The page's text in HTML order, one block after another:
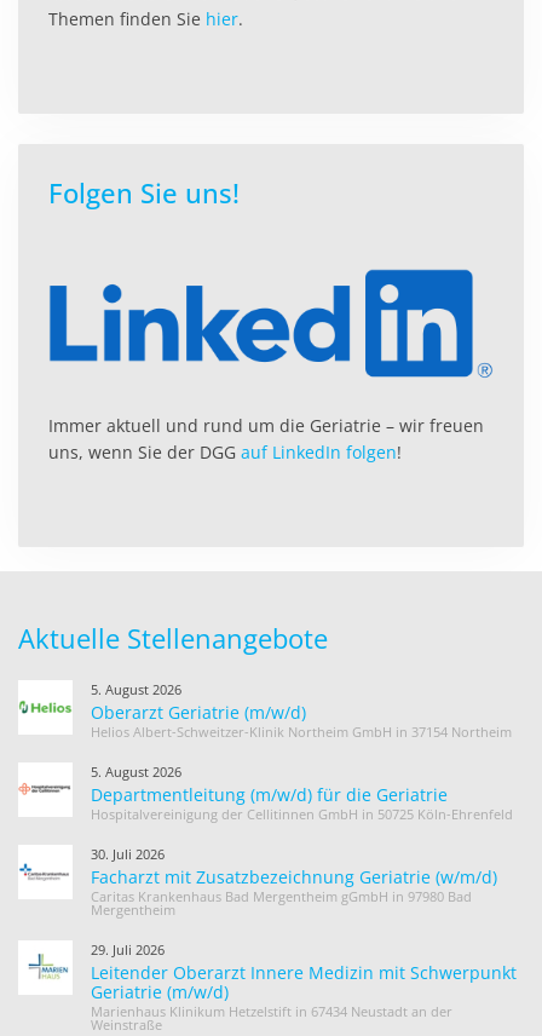
Themen finden Sie hier.
Folgen Sie uns!
Immer aktuell und rund um die Geriatrie – wir freuen
uns, wenn Sie der DGG auf LinkedIn folgen!
Aktuelle Stellenangebote
5. August 2026
Oberarzt Geriatrie (m/w/d)
Helios Albert-Schweitzer-Klinik Northeim GmbH in 37154 Northeim
5. August 2026
Departmentleitung (m/w/d) für die Geriatrie
Hospitalvereinigung der Cellitinnen GmbH in 50725 Köln-Ehrenfeld
30. Juli 2026
Facharzt mit Zusatzbezeichnung Geriatrie (w/m/d)
Caritas Krankenhaus Bad Mergentheim gGmbH in 97980 Bad
Mergentheim
29. Juli 2026
Leitender Oberarzt Innere Medizin mit Schwerpunkt
Geriatrie (m/w/d)
Marienhaus Klinikum Hetzelstift in 67434 Neustadt an der
Weinstraße